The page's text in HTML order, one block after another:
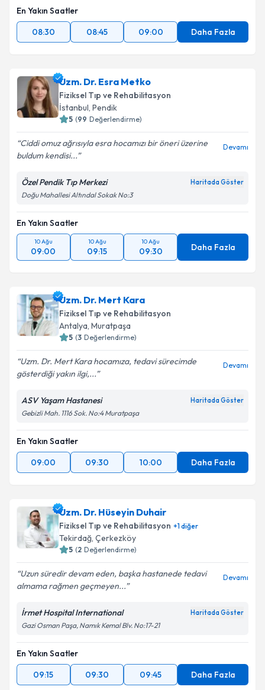
En Yakın Saatler
08:30
08:45 09:00 Daha Fazla
Uzm. Dr. Esra Metko
Fiziksel Tıp ve Rehabilitasyon
İstanbul, Pendik
5 (99 Değerlendirme)
Ciddi omuz ağrısıyla esra hocamızı bir öneri üzerine
buldum kendisi...
Devamı
Özel Pendik Tıp Merkezi Haritada Göster
Doğu Mahallesi Altındal Sokak No:3
En Yakın Saatler
10 Ağu
09:00
10 Ağu
09:15
10 Ağu
09:30 Daha Fazla
Uzm. Dr. Mert Kara
Fiziksel Tıp ve Rehabilitasyon
Antalya, Muratpaşa
5 (3 Değerlendirme)
Uzm. Dr. Mert Kara hocamıza, tedavi sürecimde
gösterdiği yakın ilgi,...
Devamı
ASV Yaşam Hastanesi Haritada Göster
Gebizli Mah. 1116 Sok. No:4 Muratpaşa
En Yakın Saatler
09:00
09:30 10:00 Daha Fazla
Uzm. Dr. Hüseyin Duhair
Fiziksel Tıp ve Rehabilitasyon +1diğer
Tekirdağ, Çerkezköy
5 (2 Değerlendirme)
Uzun süredir devam eden, başka hastanede tedavi
almama rağmen geçmeyen...
Devamı
İrmet Hospital International Haritada Göster
Gazi Osman Paşa, Namık Kemal Blv. No:17-21
En Yakın Saatler
09:15
09:30 09:45 Daha Fazla